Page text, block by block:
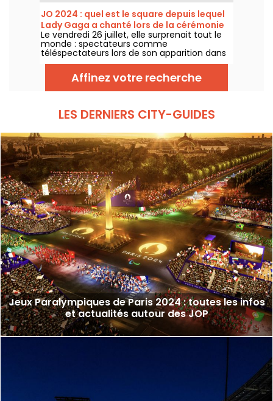
entièrement balisé, pour faire le tour de
Paris.
JO 2024 : quel est le square depuis lequel
Lady Gaga a chanté lors de la cérémonie
d'ouverture ?
Le vendredi 26 juillet, elle surprenait tout le
monde : spectateurs comme
téléspectateurs lors de son apparition dans
une très belle robe noire, entourée de
pompons rose. Mais où se trouvait la
chanteuse ? Le lieu est-il ouvert au public ?
Affinez votre recherche
LES DERNIERS CITY-GUIDES
Jeux Paralympiques de Paris 2024 : toutes les infos
et actualités autour des JOP